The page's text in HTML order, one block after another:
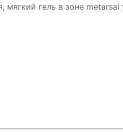
мягкий гель в зоне